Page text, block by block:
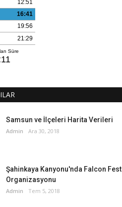
Samsun ve İlçeleri Harita Verileri
Admin Ara 30, 2018
Şahinkaya Kanyonu'nda Falcon Fest
Organizasyonu
Admin Tem 5, 2018